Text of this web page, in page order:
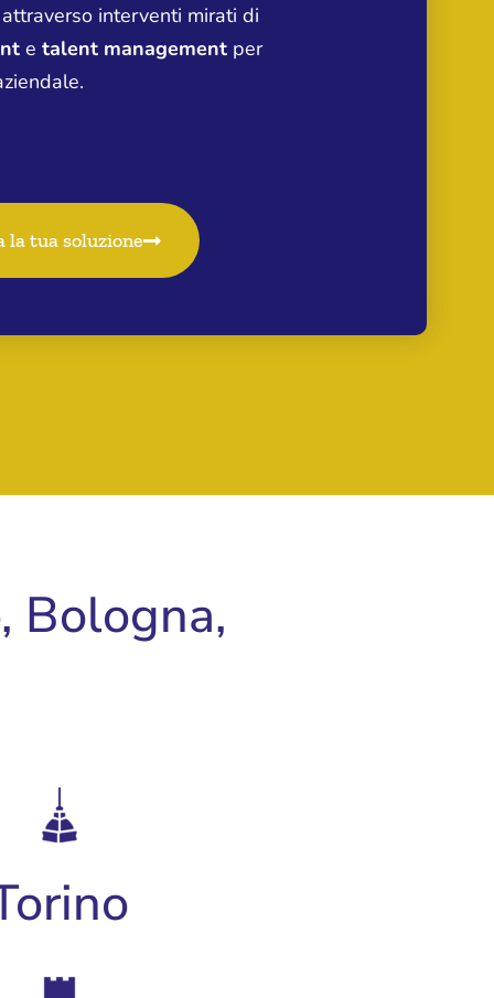
interventi mirati di
e talent management per
la tua soluzione
Bologna,